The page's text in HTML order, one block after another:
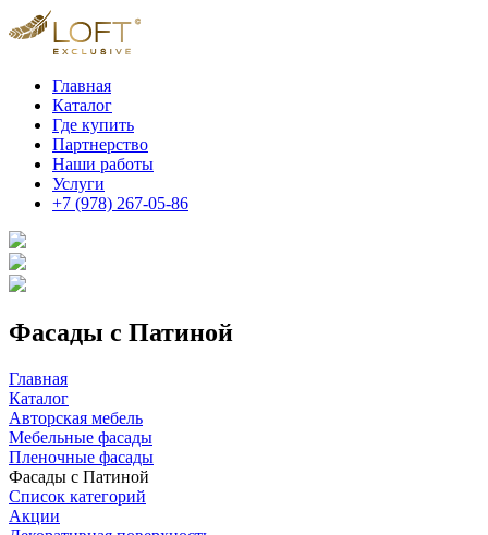
Главная
Каталог
Где купить
Партнерство
Наши работы
Услуги
+7 (978) 267-05-86
Фасады с Патиной
Главная
Каталог
Авторская мебель
Мебельные фасады
Пленочные фасады
Фасады с Патиной
Список категорий
Акции